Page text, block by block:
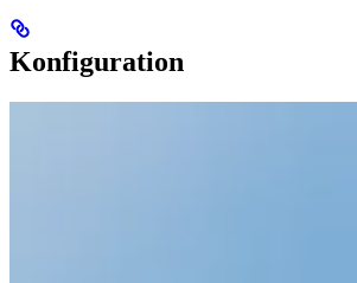
Konfiguration